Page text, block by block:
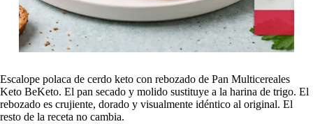
Escalope polaca de cerdo keto con rebozado de Pan Multicereales
Keto BeKeto. El pan secado y molido sustituye a la harina de trigo. El
rebozado es crujiente, dorado y visualmente idéntico al original. El
resto de la receta no cambia.